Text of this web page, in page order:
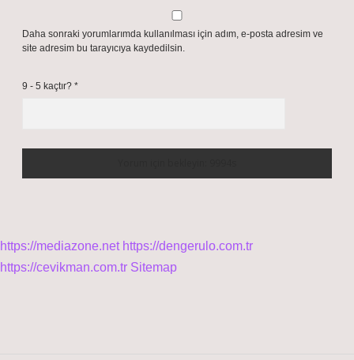
Daha sonraki yorumlarımda kullanılması için adım, e-posta adresim ve
site adresim bu tarayıcıya kaydedilsin.
9 - 5 kaçtır? *
https://mediazone.net https://dengerulo.com.tr
https://cevikman.com.tr Sitemap